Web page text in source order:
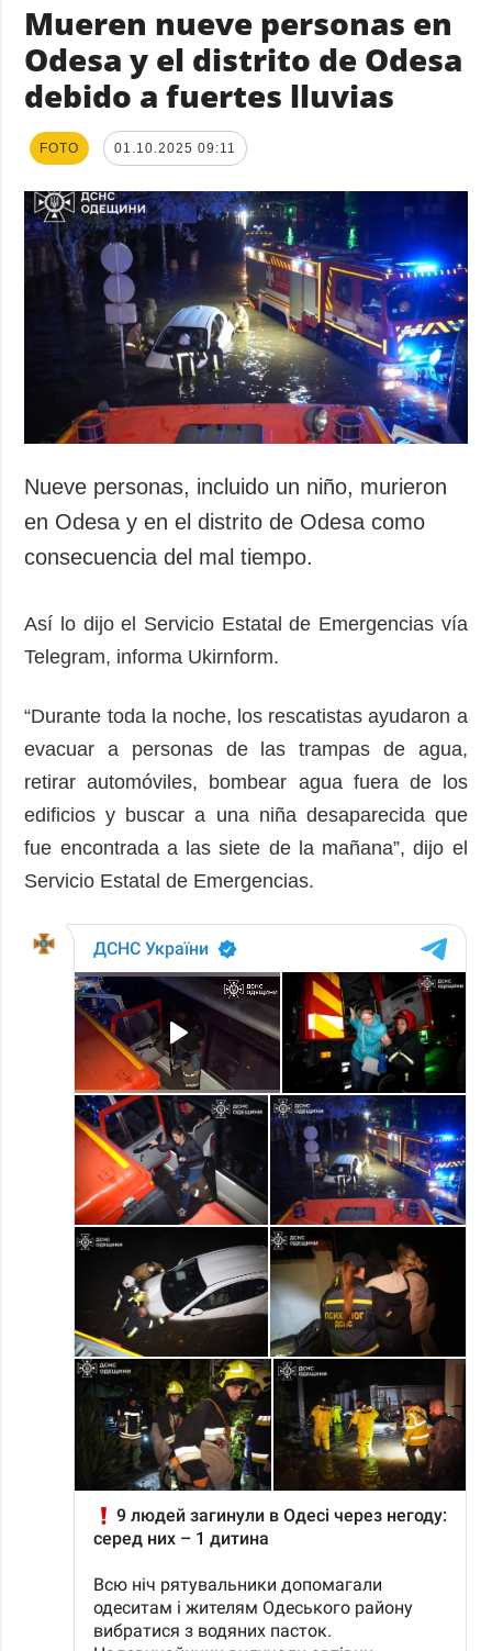
Mueren nueve personas en
Odesa y el distrito de Odesa
debido a fuertes lluvias
FOTO 01.10.2025 09:11
Nueve personas, incluido un niño, murieron
en Odesa y en el distrito de Odesa como
consecuencia del mal tiempo.
Así lo dijo el Servicio Estatal de Emergencias vía
Telegram, informa Ukirnform.
“Durante toda la noche, los rescatistas ayudaron a
evacuar a personas de las trampas de agua,
retirar automóviles, bombear agua fuera de los
edificios y buscar a una niña desaparecida que
fue encontrada a las siete de la mañana”, dijo el
Servicio Estatal de Emergencias.